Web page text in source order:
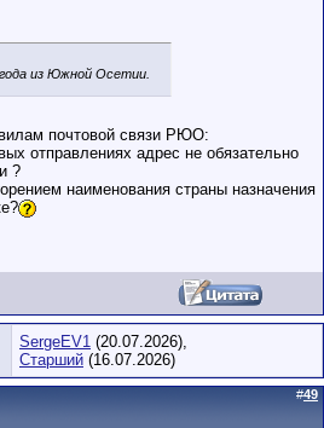
из Южной Осетии.
почтовой связи РЮО:
отправлениях адрес не обязательно
?
наименования страны назначения
SergeEV1 (20.07.2026),
Старший (16.07.2026)
#49